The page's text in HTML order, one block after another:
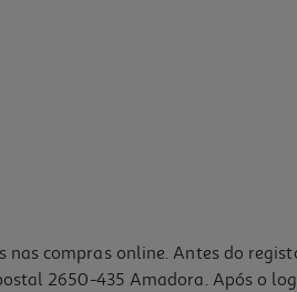
compras online. Antes do
2650-435 Amadora. Após o